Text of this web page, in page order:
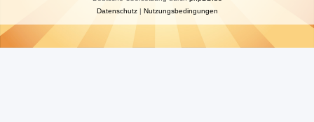
Datenschutz| Nutzungsbedingungen